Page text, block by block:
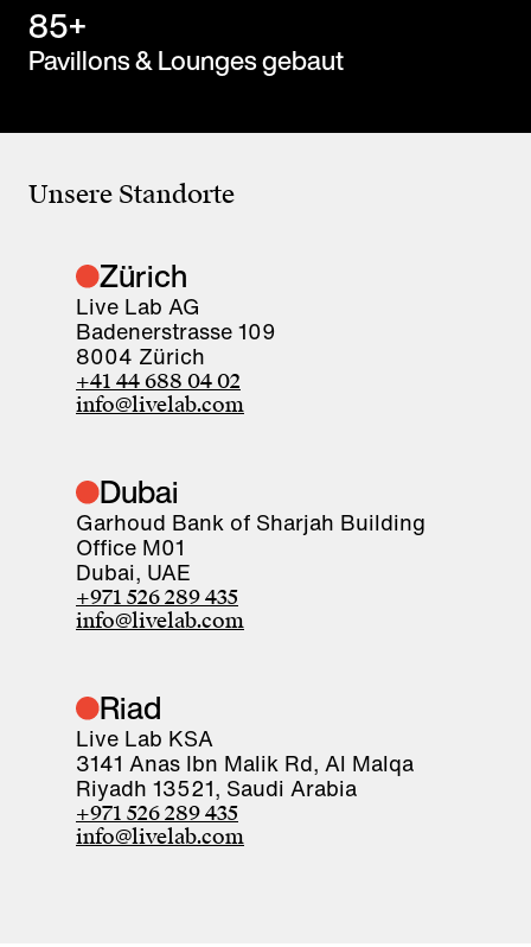
85+
Pavillons & Lounges gebaut
Unsere Standorte
Zürich
Live Lab AG
Badenerstrasse 109
8004 Zürich
+41 44 688 04 02
info@livelab.com
Dubai
Garhoud Bank of Sharjah Building
Office M01
Dubai, UAE
+971 526 289 435
info@livelab.com
Riad
Live Lab KSA
3141 Anas Ibn Malik Rd, Al Malqa
Riyadh 13521, Saudi Arabia
+971 526 289 435
info@livelab.com